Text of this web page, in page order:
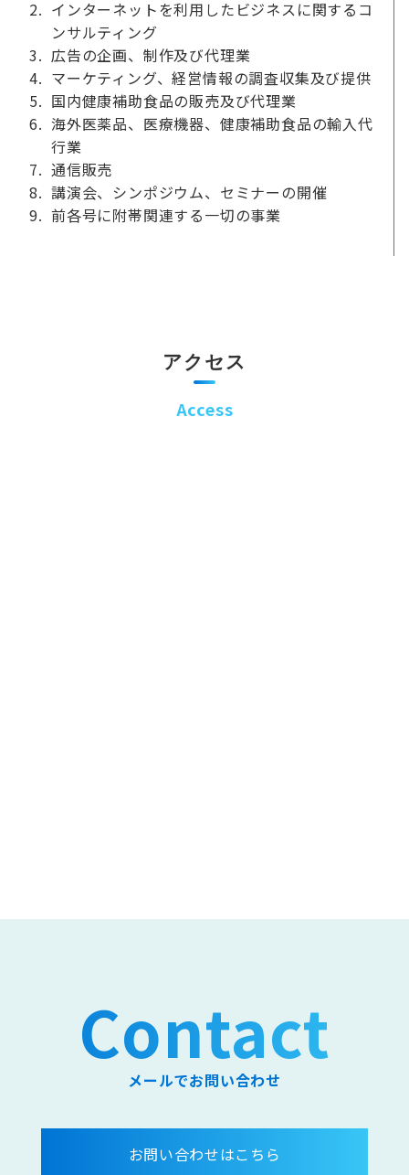
インターネットを利用したビジネスに関するコ
ンサルティング
広告の企画、制作及び代理業
マーケティング、経営情報の調査収集及び提供
国内健康補助食品の販売及び代理業
海外医薬品、医療機器、健康補助食品の輸入代
行業
通信販売
講演会、シンポジウム、セミナーの開催
前各号に附帯関連する一切の事業
アクセス
Access
Contact
メールでお問い合わせ
お問い合わせはこちら